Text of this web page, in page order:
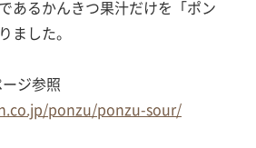
あるかんきつ果汁だけを「ポン
ました。
ジ参照
ponzu/ponzu-sour/